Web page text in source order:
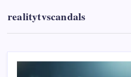
content
realitytvscandals